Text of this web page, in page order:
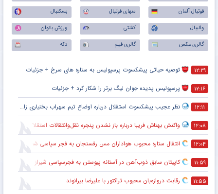
فوتبال آلمان
منهای فوتبال
بسکتبال
والیبال
کشتی
ورزش بانوان
گالری عکس
گالری فیلم دکه
۱۲:۲۹ توصیه حیاتی پیشکسوت پرسپولیس به ستاره های سرخ + جزئیات
۱۲:۱۶ پرسپولیس پدیده جوان لیگ برتر را شکار کرد + جزئیات
۱۲:۱۱ نظر عجیب پیشکسوت استقلال درباره اوضاع تیم سهراب بختیاری زاده + جزئیات
۱۲:۰۸ واکنش بهتاش فریبا درباره باز نشدن پنجره نقل‌وانتقالات استقلال
۱۲:۰۴ انتقال ستاره محبوب هواداران مس رفسنجان به فجر سپاسی شیراز
۱۱:۵۹ کاپیتان سابق ذوب‌آهن در آستانه پیوستن به فجرسپاسی شیراز
۱۱:۵۵ رقابت دروازه‌بان محبوب تراکتور با علیرضا بیرانوند